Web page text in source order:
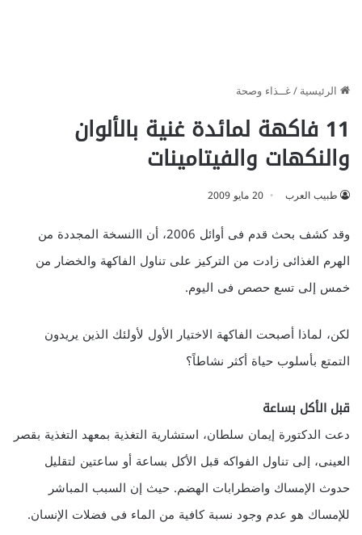
الرئيسية/غــذاء وصحة
11 فاكهة لمائدة غنية بالألوان
والنكهات والفيتامينات
طبيب العرب 20 مايو 2009
وقد كشف بحث قدم فى أوائل 2006، أن االنسخة المجددة من
الهرم الغذائى زادت من التركيز على تناول الفاكهة والخضار من
خمس إلى تسع حصص فى اليوم.
لكن، لماذا أصبحت الفاكهة الاختيار الأول لأولئك الذين يريدون
التمتع بأسلوب حياة أكثر نشاطاً؟
قبل الأكل بساعة
دعت الدكتورة إيمان سلطان، استشارية التغذية بمعهد التغذية بقصر
العينى، إلى تناول الفواكه قبل الأكل بساعة أو ساعتين لتقليل
حدوث الإمساك واضطرابات الهضم. حيث إن السبب المباشر
للإمساك هو عدم وجود نسبة كافية من الماء فى فضلات الإنسان.